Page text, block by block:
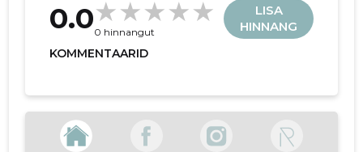
0.00 hinnangut
LISA
HINNANG
KOMMENTAARID